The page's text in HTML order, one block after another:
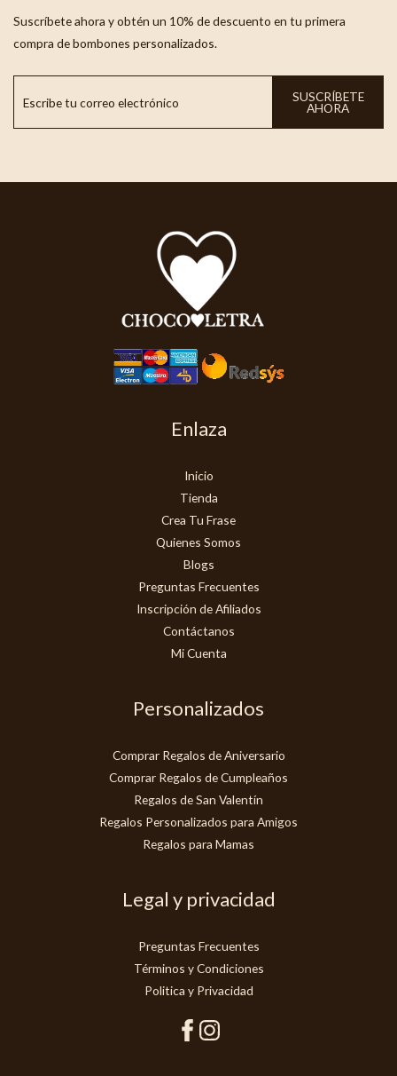
Suscríbete ahora y obtén un 10% de descuento en tu primera
compra de bombones personalizados.
SUSCRÍBETE
AHORA
Enlaza
Inicio
Tienda
Crea Tu Frase
Quienes Somos
Blogs
Preguntas Frecuentes
Inscripción de Afiliados
Contáctanos
Mi Cuenta
Personalizados
Comprar Regalos de Aniversario
Comprar Regalos de Cumpleaños
Regalos de San Valentín
Regalos Personalizados para Amigos
Regalos para Mamas
Legal y privacidad
Preguntas Frecuentes
Términos y Condiciones
Politica y Privacidad